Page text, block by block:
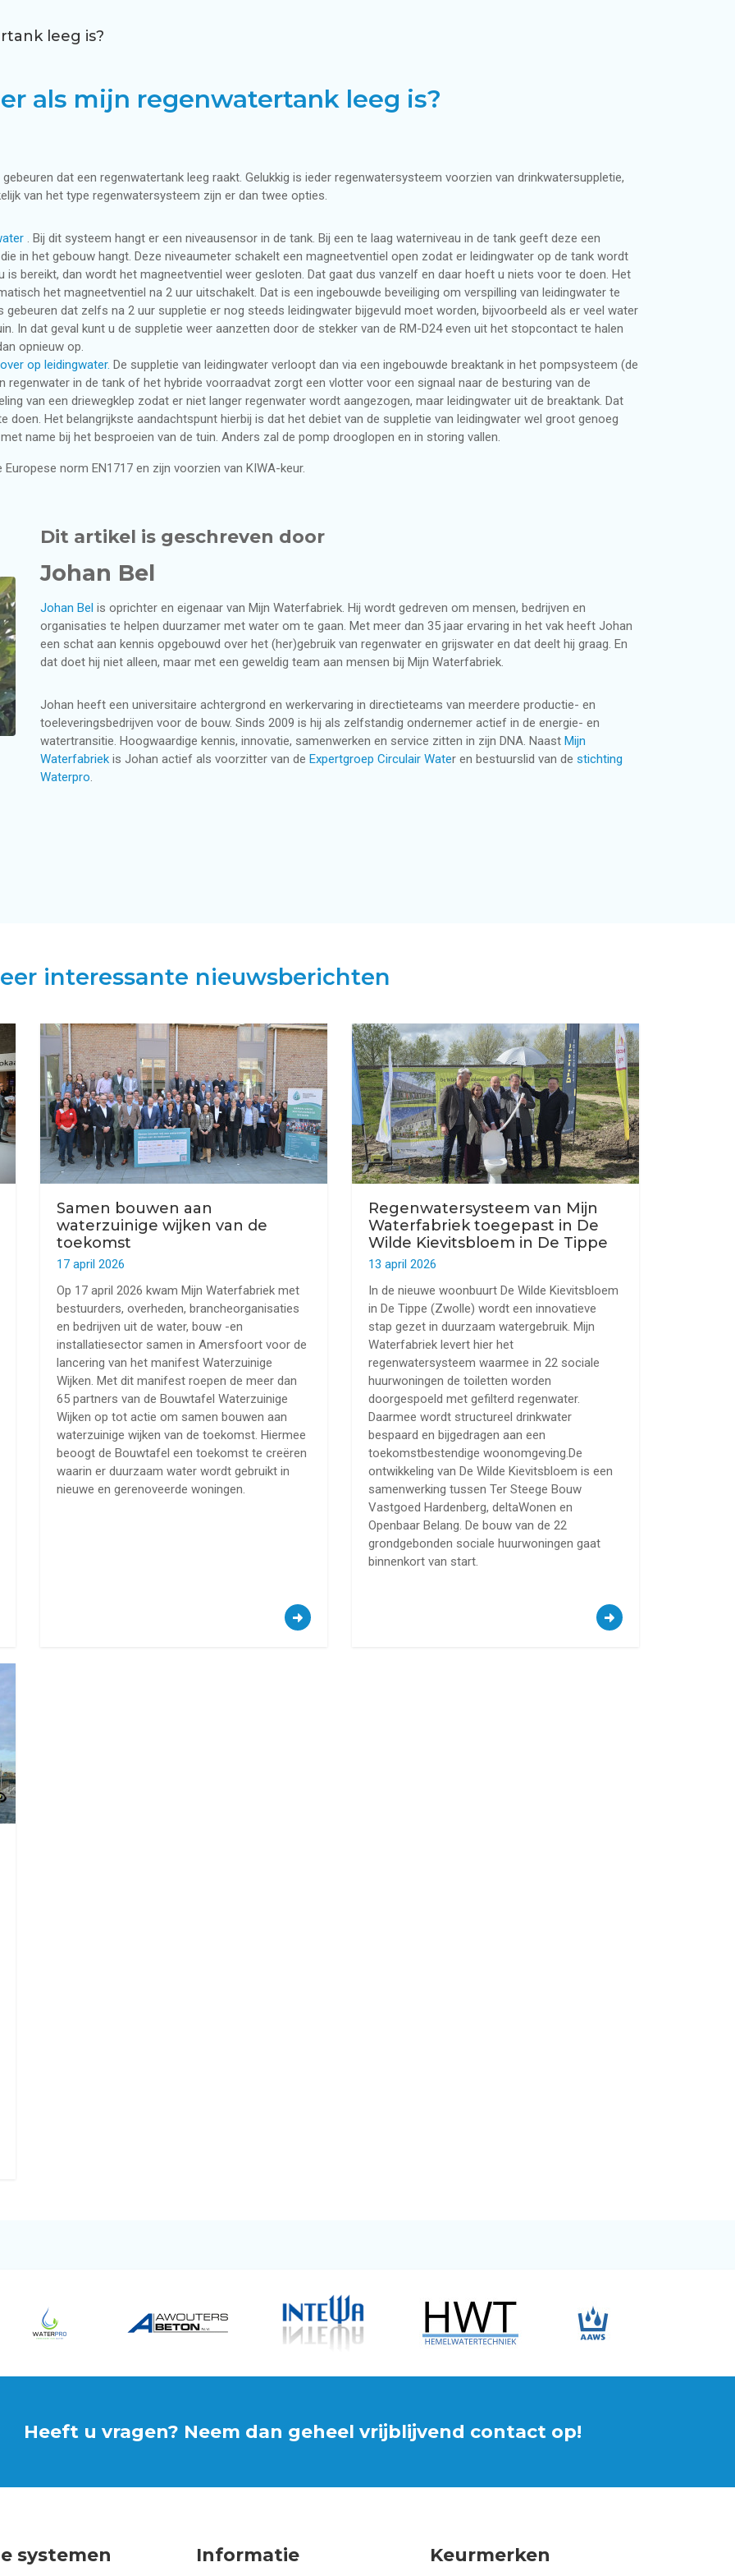
leeg is?
als mijn regenwatertank leeg is?
dat een regenwatertank leeg raakt. Gelukkig is ieder regenwatersysteem voorzien van drinkwatersuppletie,
van het type regenwatersysteem zijn er dan twee opties.
. Bij dit systeem hangt er een niveausensor in de tank. Bij een te laag waterniveau in de tank geeft deze een
in het gebouw hangt. Deze niveaumeter schakelt een magneetventiel open zodat er leidingwater op de tank wordt
is bereikt, dan wordt het magneetventiel weer gesloten. Dat gaat dus vanzelf en daar hoeft u niets voor te doen. Het
het magneetventiel na 2 uur uitschakelt. Dat is een ingebouwde beveiliging om verspilling van leidingwater te
dat zelfs na 2 uur suppletie er nog steeds leidingwater bijgevuld moet worden, bijvoorbeeld als er veel water
In dat geval kunt u de suppletie weer aanzetten door de stekker van de RM-D24 even uit het stopcontact te halen
opnieuw op.
op leidingwater. De suppletie van leidingwater verloopt dan via een ingebouwde breaktank in het pompsysteem (de
regenwater in de tank of het hybride voorraadvat zorgt een vlotter voor een signaal naar de besturing van de
van een driewegklep zodat er niet langer regenwater wordt aangezogen, maar leidingwater uit de breaktank. Dat
Het belangrijkste aandachtspunt hierbij is dat het debiet van de suppletie van leidingwater wel groot genoeg
name bij het besproeien van de tuin. Anders zal de pomp drooglopen en in storing vallen.
norm EN1717 en zijn voorzien van KIWA-keur.
Dit artikel is geschreven door
Johan Bel
Johan Bel is oprichter en eigenaar van Mijn Waterfabriek. Hij wordt gedreven om mensen, bedrijven en
organisaties te helpen duurzamer met water om te gaan. Met meer dan 35 jaar ervaring in het vak heeft Johan
een schat aan kennis opgebouwd over het (her)gebruik van regenwater en grijswater en dat deelt hij graag. En
dat doet hij niet alleen, maar met een geweldig team aan mensen bij Mijn Waterfabriek.
Johan heeft een universitaire achtergrond en werkervaring in directieteams van meerdere productie- en
toeleveringsbedrijven voor de bouw. Sinds 2009 is hij als zelfstandig ondernemer actief in de energie- en
watertransitie. Hoogwaardige kennis, innovatie, samenwerken en service zitten in zijn DNA. Naast Mijn
Waterfabriek is Johan actief als voorzitter van de Expertgroep Circulair Water en bestuurslid van de stichting
Waterpro.
interessante nieuwsberichten
Samen bouwen aan
waterzuinige wijken van de
toekomst
17 april 2026
Op 17 april 2026 kwam Mijn Waterfabriek met
bestuurders, overheden, brancheorganisaties
en bedrijven uit de water, bouw -en
installatiesector samen in Amersfoort voor de
lancering van het manifest Waterzuinige
Wijken. Met dit manifest roepen de meer dan
65 partners van de Bouwtafel Waterzuinige
Wijken op tot actie om samen bouwen aan
waterzuinige wijken van de toekomst. Hiermee
beoogt de Bouwtafel een toekomst te creëren
waarin er duurzaam water wordt gebruikt in
nieuwe en gerenoveerde woningen.
Regenwatersysteem van Mijn
Waterfabriek toegepast in De
Wilde Kievitsbloem in De Tippe
13 april 2026
In de nieuwe woonbuurt De Wilde Kievitsbloem
in De Tippe (Zwolle) wordt een innovatieve
stap gezet in duurzaam watergebruik. Mijn
Waterfabriek levert hier het
regenwatersysteem waarmee in 22 sociale
huurwoningen de toiletten worden
doorgespoeld met gefilterd regenwater.
Daarmee wordt structureel drinkwater
bespaard en bijgedragen aan een
toekomstbestendige woonomgeving.De
ontwikkeling van De Wilde Kievitsbloem is een
samenwerking tussen Ter Steege Bouw
Vastgoed Hardenberg, deltaWonen en
Openbaar Belang. De bouw van de 22
grondgebonden sociale huurwoningen gaat
binnenkort van start.
Heeft u vragen? Neem dan geheel vrijblijvend contact op!
systemen Informatie Keurmerken